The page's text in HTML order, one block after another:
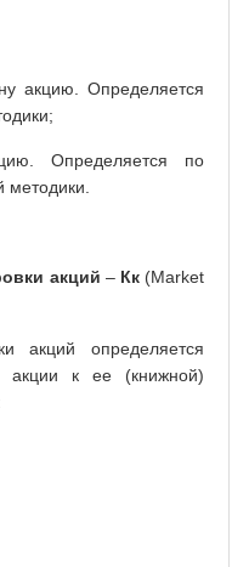
акцию. Определяется
Определяется по
акций – Кк(Market
акций определяется
акции к ее (книжной)